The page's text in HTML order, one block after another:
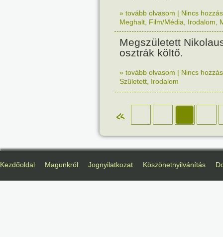
» tovább olvasom | Nincs
Meghalt Film/Média Irodalom
Megszületett
osztrák költő.
» tovább olvasom | Nincs
Született Irodalom
«
Kezdőoldal Magunkról Jognyilatkozat Köszönetnyilvánítás